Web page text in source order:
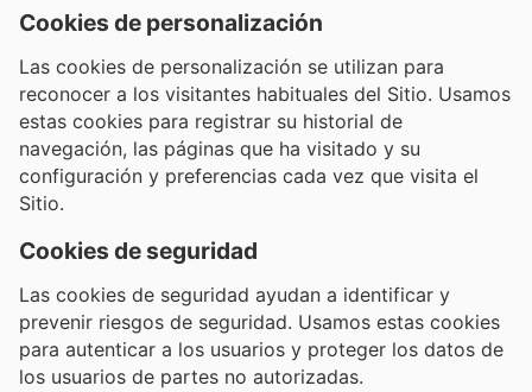
Cookies de personalización
Las cookies de personalización se utilizan para
reconocer a los visitantes habituales del Sitio. Usamos
estas cookies para registrar su historial de
navegación, las páginas que ha visitado y su
configuración y preferencias cada vez que visita el
Sitio.
Cookies de seguridad
Las cookies de seguridad ayudan a identificar y
prevenir riesgos de seguridad. Usamos estas cookies
para autenticar a los usuarios y proteger los datos de
los usuarios de partes no autorizadas.